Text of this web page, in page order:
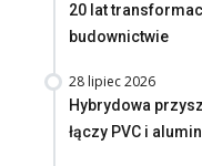
20 lat
budownictwie
28 lipiec 2026
Hybrydowa
łączy PVC i